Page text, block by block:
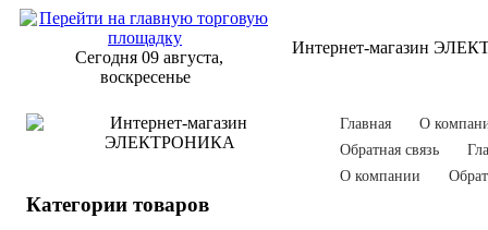
Сегодня 09 августа,
воскресенье
Интернет-магазин
Категории товаров
Главная
О
Обратная связь
О компании